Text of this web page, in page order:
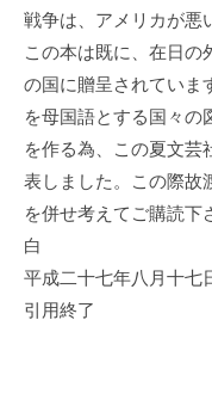
戦争は、アメリカが悪
この本は既に、在日の
の国に贈呈されていま
を母国語とする国々の
を作る為、この夏文芸
表しました。この際故
を併せ考えてご購読下
白
平成二十七年八月十
引用終了